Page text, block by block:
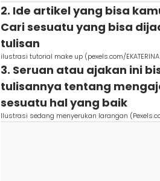
2. Ide artikel yang bisa
Cari sesuatu yang bisa
tulisan
ilustrasi tutorial make up (pexels.com/EKATERINA
3. Seruan atau ajakan ini
tulisannya tentang
sesuatu hal yang baik
Ilustrasi sedang menyerukan larangan